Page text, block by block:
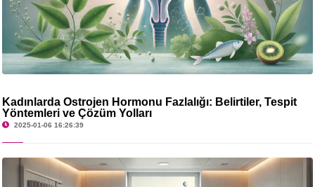
Kadınlarda Östrojen Hormonu Fazlalığı: Belirtiler, Tespit
Yöntemleri ve Çözüm Yolları
2025-01-06 16:26:39